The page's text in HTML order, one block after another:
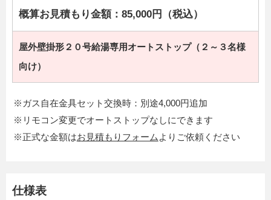
概算お見積もり金額：85,000円（税込）
屋外壁掛形２０号給湯専用オートストップ（２～３名様
向け）
※ガス自在金具セット交換時：別途4,000円追加
※リモコン変更でオートストップなしにできます
※正式な金額はお見積もりフォーム よりご依頼ください
仕様表